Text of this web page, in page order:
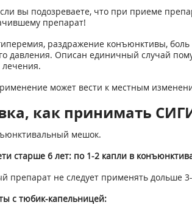
вы подозреваете, что при приеме
препарат!
раздражение конъюнктивы, боль
давления. Описан единичный случай
может вести к местным
как принимать
мешок.
старше 6 лет: по 1-2 капли в
препарат не следует применять дольше
с тюбик-капельницей: